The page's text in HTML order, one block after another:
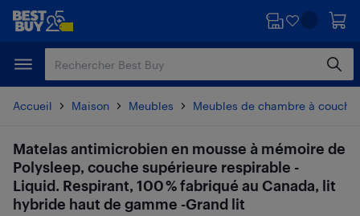
Passer
principal
Passer
Accueil Maison Meubles Meubles de chambre à coucher
Matelas antimicrobien en mousse à mémoire de
Polysleep, couche supérieure respirable -
Liquid. Respirant, 100 % fabriqué au Canada, lit
hybride haut de gamme -Grand lit